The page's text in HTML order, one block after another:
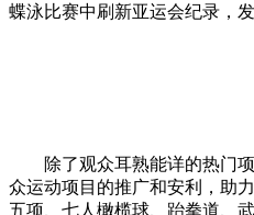
蝶泳比赛中刷新亚运会纪录，
除了观众耳熟能详的热门项
众运动项目的推广和安利，助
五项、七人橄榄球、跆拳道、